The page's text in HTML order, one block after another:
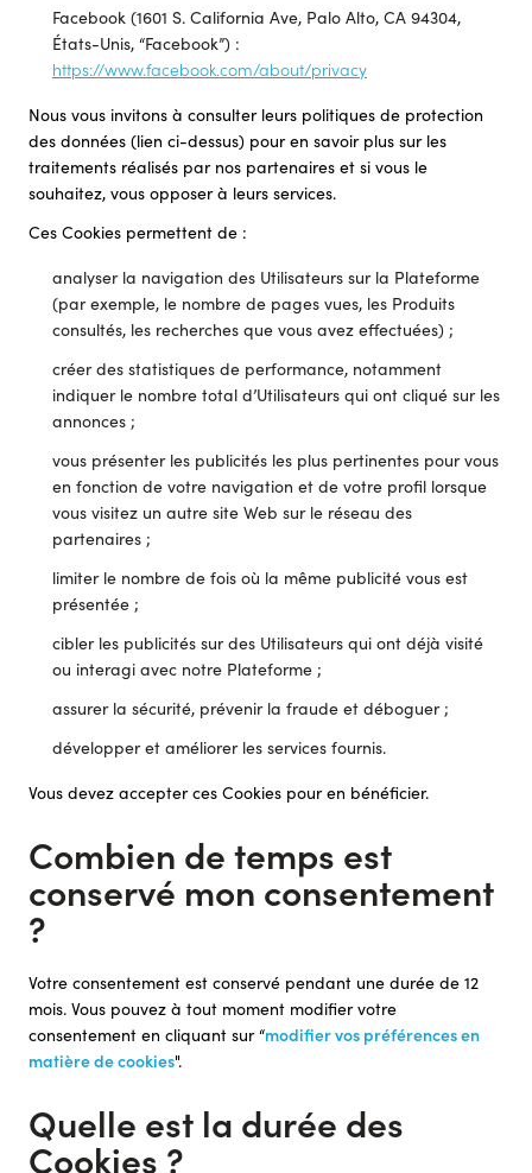
Facebook (1601 S. California Ave, Palo Alto, CA 94304,
États-Unis, “Facebook”) :
https://www.facebook.com/about/privacy
Nous vous invitons à consulter leurs politiques de protection
des données (lien ci-dessus) pour en savoir plus sur les
traitements réalisés par nos partenaires et si vous le
souhaitez, vous opposer à leurs services.
Ces Cookies permettent de :
analyser la navigation des Utilisateurs sur la Plateforme
(par exemple, le nombre de pages vues, les Produits
consultés, les recherches que vous avez effectuées) ;
créer des statistiques de performance, notamment
indiquer le nombre total d’Utilisateurs qui ont cliqué sur les
annonces ;
vous présenter les publicités les plus pertinentes pour vous
en fonction de votre navigation et de votre profil lorsque
vous visitez un autre site Web sur le réseau des
partenaires ;
limiter le nombre de fois où la même publicité vous est
présentée ;
cibler les publicités sur des Utilisateurs qui ont déjà visité
ou interagi avec notre Plateforme ;
assurer la sécurité, prévenir la fraude et déboguer ;
développer et améliorer les services fournis.
Vous devez accepter ces Cookies pour en bénéficier.
Combien de temps est
conservé mon consentement
?
Votre consentement est conservé pendant une durée de 12
mois. Vous pouvez à tout moment modifier votre
consentement en cliquant sur “modifier vos préférences en
matière de cookies".
Quelle est la durée des
Cookies ?